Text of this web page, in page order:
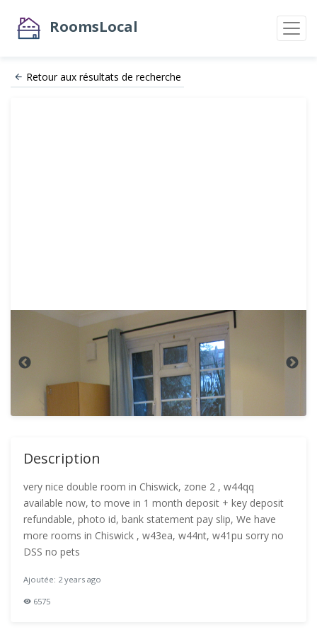
RoomsLocal
Retour aux résultats de recherche
Description
very nice double room in Chiswick, zone 2 , w44qq
available now, to move in 1 month deposit + key deposit
refundable, photo id, bank statement pay slip, We have
more rooms in Chiswick , w43ea, w44nt, w41pu sorry no
DSS no pets
Ajoutée: 2 years ago
6575